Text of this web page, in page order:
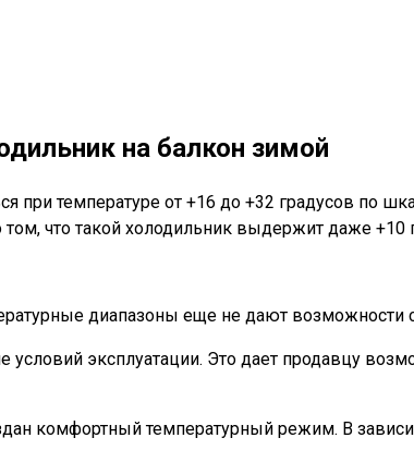
на балкон зимой
при температуре от +16 до +32 градусов по
что такой холодильник выдержит даже +10
диапазоны еще не дают возможности
эксплуатации. Это дает продавцу
комфортный температурный режим. В